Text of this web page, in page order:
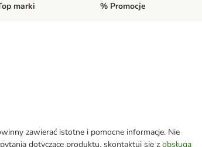
menu kategorii: Konie
marki Otwórz menu kategorii: Top
% Promocje
zawierać istotne i pomocne informacje. Nie
dotyczące produktu, skontaktuj się z obsługą